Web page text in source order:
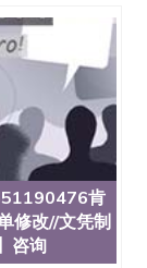
肯
修改//文凭制
咨询